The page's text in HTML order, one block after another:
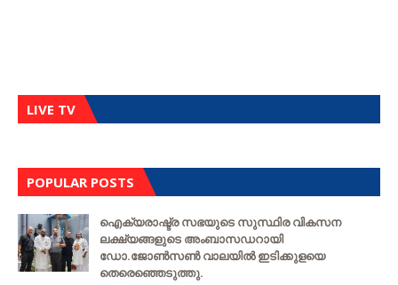
LIVE TV
POPULAR POSTS
ഐക്യരാഷ്ട്ര സഭയുടെ സുസ്ഥിര വികസന
ലക്ഷ്യങ്ങളുടെ അംബാസഡറായി
ഡോ.ജോൺസൺ വാലയിൽ ഇടിക്കുളയെ
തെരെഞ്ഞെടുത്തു.